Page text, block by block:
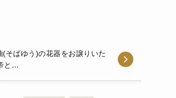
そばゆう)の花器をお譲りいた
と…